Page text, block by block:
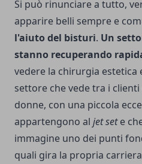
Si può rinunciare a tutto,
apparire belli sempre e
l'aiuto del bisturi. Un
stanno recuperando
vedere la chirurgia
settore che vede tra i
donne, con una piccola
appartengono al jet sete
immagine uno dei punti
quali gira la propria